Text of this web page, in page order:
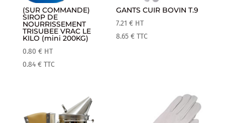
(SUR COMMANDE)
SIROP DE
NOURRISSEMENT
TRISUBEE VRAC LE
KILO (mini 200KG)
0.80 € HT
0.84 € TTC
GANTS CUIR BOVIN T.9
7.21€ HT
8.65€ TTC